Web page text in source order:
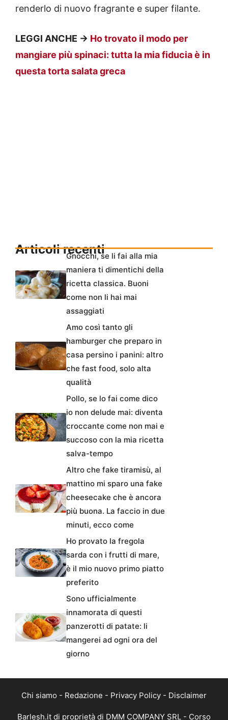
renderlo di nuovo fragrante e super filante.
LEGGI ANCHE -> Ho trovato il modo per
mangiare più spinaci: tutta la mia fiducia è in
questa torta salata greca
Articoli recentiGnocchi, se li fai alla mia
maniera ti dimentichi della
ricetta classica. Buoni
come non li hai mai
assaggiati
Amo così tanto gli
hamburger che preparo in
casa persino i panini: altro
che fast food, solo alta
qualità
Pollo, se lo fai come dico
io non delude mai: diventa
croccante come non mai e
succoso con la mia ricetta
salva-tempo
Altro che fake tiramisù, al
mattino mi sparo una fake
cheesecake che è ancora
più buona. La faccio in due
minuti, ecco come
Ho provato la fregola
sarda con i frutti di mare,
è il mio nuovo primo piatto
preferito
Sono ufficialmente
innamorata di questi
panzerotti di patate: li
mangerei ad ogni ora del
giorno
Chi siamo - Redazione - Privacy Policy - Disclaimer
Barlesh.it di proprietà di DMM COMPANY SRL - Corso